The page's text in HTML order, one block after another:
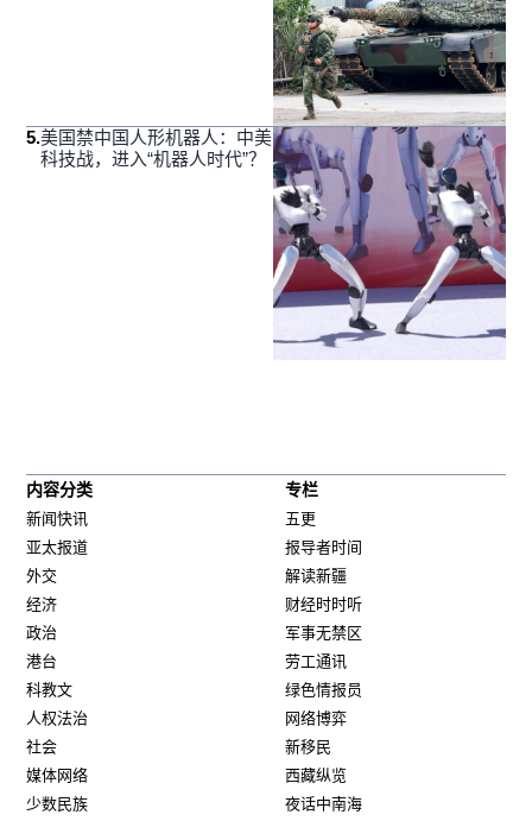
5.美国禁中国人形机器人：中美
科技战，进入“机器人时代”？
内容分类
新闻快讯
亚太报道
外交
经济
政治
港台
科教文
人权法治
社会
媒体网络
少数民族
专栏
五更
报导者时间
解读新疆
财经时时听
军事无禁区
劳工通讯
绿色情报员
网络博弈
新移民
西藏纵览
夜话中南海